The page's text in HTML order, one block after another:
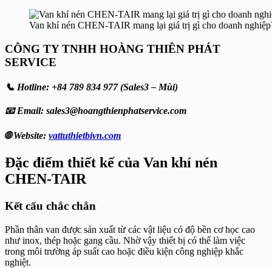
Van khí nén CHEN-TAIR mang lại giá trị gì cho doanh
CÔNG TY TNHH HOÀNG THIÊN PHÁT
SERVICE
📞 Hotline: +84 789 834 977 (Sales3 – Mùi)
📧 Email: sales3@hoangthienphatservice.com
🌐 Website: vattuthietbivn.com
Đặc điểm thiết kế của Van khí nén
CHEN-TAIR
Kết cấu chắc chắn
Phần thân van được sản xuất từ các vật liệu có độ bền cơ học cao
như inox, thép hoặc gang cầu. Nhờ vậy thiết bị có thể làm việc
trong môi trường áp suất cao hoặc điều kiện công nghiệp khắc
nghiệt.